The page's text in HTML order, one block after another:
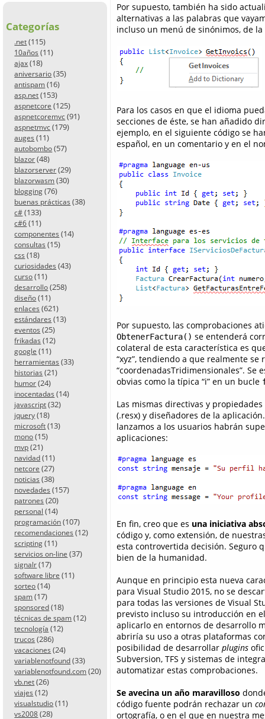
Categorías
.net (115)
10años (11)
ajax (18)
aniversario (35)
antispam (16)
asp.net (153)
aspnetcore (125)
aspnetcoremvc (91)
aspnetmvc (179)
auges (11)
autobombo (57)
blazor (48)
blazorserver (29)
blazorwasm (30)
blogging (76)
buenas prácticas (38)
c# (133)
c#6 (11)
componentes (14)
consultas (15)
css (18)
curiosidades (43)
curso (11)
desarrollo (258)
diseño (11)
enlaces (621)
estándares (13)
eventos (25)
frikadas (12)
google (11)
herramientas (33)
historias (21)
humor (24)
inocentadas (14)
javascript (32)
jquery (18)
microsoft (13)
mono (15)
mvp (21)
navidad (11)
netcore (27)
noticias (38)
novedades (157)
patrones (20)
personal (14)
programación (107)
recomendaciones (12)
scripting (11)
servicios on-line (37)
signalr (17)
software libre (11)
sorteo (14)
spam (17)
sponsored (18)
técnicas de spam (12)
tecnología (12)
trucos (286)
vacaciones (24)
variablenotfound (33)
variablenotfound.com (20)
vb.net (26)
viajes (12)
visualstudio (11)
vs2008 (28)
Por supuesto, también ha sido
alternativas a las palabras que
incluso un menú de sinónimos, de
Para los casos en que el idioma
secciones de éste, se han añadido
ejemplo, en el siguiente código se
español, en un comentario y en el
Por supuesto, las comprobaciones
ObtenerFactura() se entenderá
colateral de esta característica es
“xyz”, tendiendo a que realmente
“coordenadasTridimensionales”.
obvias como la típica “i” en un bucle
Las mismas directivas y
(.resx) y diseñadores de la
lanzamos a los usuarios habrán
aplicaciones:
En fin, creo que es una iniciativa
código y, como extensión, de
esta controvertida decisión. Seguro
bien de la humanidad.
Aunque en principio esta nueva
para Visual Studio 2015, no se
para todas las versiones de Visual
previsto incluso su introducción en
aplicarlo en entornos de desarrollo
abriría su uso a otras plataformas
posibilidad de desarrollar plugins
Subversion, TFS y sistemas de
automatizar estas comprobaciones.
Se avecina un año maravilloso
código fuente podrán rechazar un
ortografía, o en el que en nuestra